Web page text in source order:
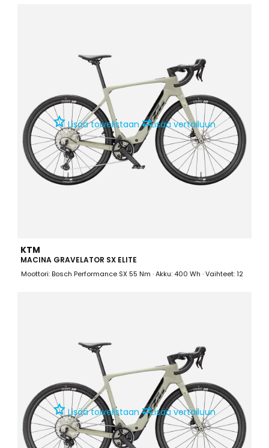
Lisää toivelistaan ⇄Lisää vertailuun
KTM
MACINA GRAVELATOR SX ELITE
Moottori: Bosch Performance SX 55 Nm · Akku: 400 Wh · Vaihteet: 12
Lisää toivelistaan ⇄Lisää vertailuun